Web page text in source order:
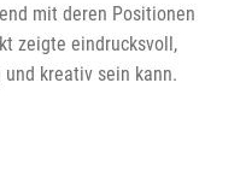
mit deren Positionen
zeigte eindrucksvoll,
kreativ sein kann.